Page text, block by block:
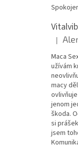
|
Maca
užívám
macy
jenom
škoda.
si
jsem